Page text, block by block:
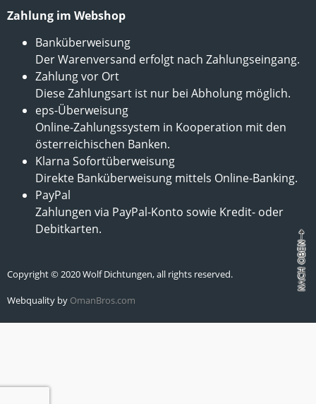
Zahlung im Webshop
Banküberweisung
Der Warenversand erfolgt nach Zahlungseingang.
Zahlung vor Ort
Diese Zahlungsart ist nur bei Abholung möglich.
eps-Überweisung
Online-Zahlungssystem in Kooperation mit den
österreichischen Banken.
Klarna Sofortüberweisung
Direkte Banküberweisung mittels Online-Banking.
PayPal
Zahlungen via PayPal-Konto sowie Kredit- oder
Debitkarten.
Copyright © 2020 Wolf Dichtungen, all rights reserved.
Webquality by OmanBros.com